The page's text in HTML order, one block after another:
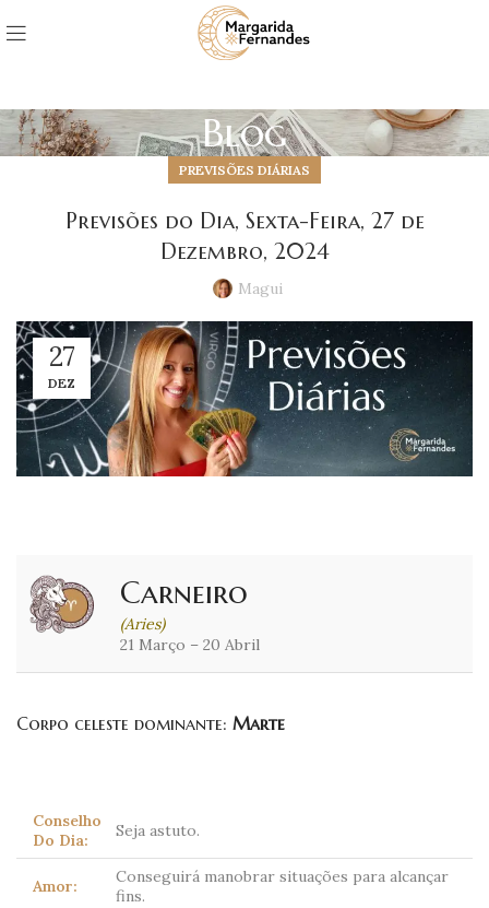
Blog
PREVISÕES DIÁRIAS
Previsões do Dia, Sexta-Feira, 27 de
Dezembro, 2024
Magui
27
DEZ
Carneiro
(Aries)
21 Março – 20 Abril
Corpo celeste dominante: Marte
Conselho
Do Dia:
Seja astuto.
Amor:
Conseguirá manobrar situações para alcançar
fins.